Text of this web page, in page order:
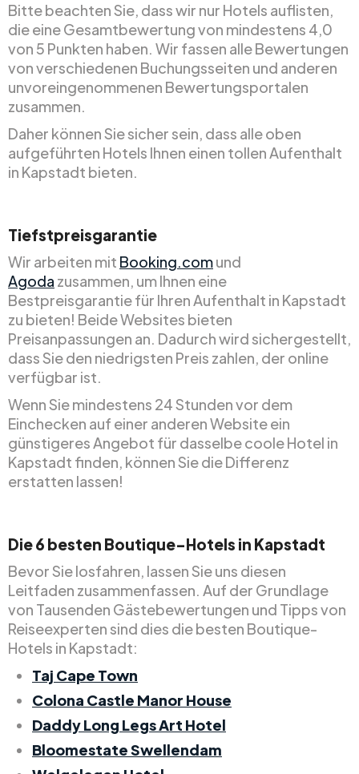
Bitte beachten Sie, dass wir nur Hotels auflisten,
die eine Gesamtbewertung von mindestens 4,0
von 5 Punkten haben. Wir fassen alle Bewertungen
von verschiedenen Buchungsseiten und anderen
unvoreingenommenen Bewertungsportalen
zusammen.
Daher können Sie sicher sein, dass alle oben
aufgeführten Hotels Ihnen einen tollen Aufenthalt
in Kapstadt bieten.
Tiefstpreisgarantie
Wir arbeiten mit Booking.comund
Agoda zusammen, um Ihnen eine
Bestpreisgarantie für Ihren Aufenthalt in Kapstadt
zu bieten! Beide Websites bieten
Preisanpassungen an. Dadurch wird sichergestellt,
dass Sie den niedrigsten Preis zahlen, der online
verfügbar ist.
Wenn Sie mindestens 24 Stunden vor dem
Einchecken auf einer anderen Website ein
günstigeres Angebot für dasselbe coole Hotel in
Kapstadt finden, können Sie die Differenz
erstatten lassen!
Die 6 besten Boutique-Hotels in Kapstadt
Bevor Sie losfahren, lassen Sie uns diesen
Leitfaden zusammenfassen. Auf der Grundlage
von Tausenden Gästebewertungen und Tipps von
Reiseexperten sind dies die besten Boutique-
Hotels in Kapstadt:
Taj Cape Town
Colona Castle Manor House
Daddy Long Legs Art Hotel
Bloomestate Swellendam